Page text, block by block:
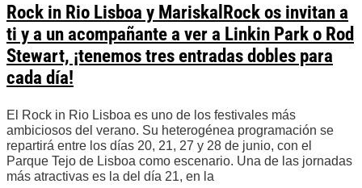
Rock in Rio Lisboa y MariskalRock os invitan a
ti y a un acompañante a ver a Linkin Park o Rod
Stewart, ¡tenemos tres entradas dobles para
cada día!
El Rock in Rio Lisboa es uno de los festivales más
ambiciosos del verano. Su heterogénea programación se
repartirá entre los días 20, 21, 27 y 28 de junio, con el
Parque Tejo de Lisboa como escenario. Una de las jornadas
más atractivas es la del día 21, en la